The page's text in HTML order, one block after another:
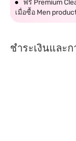
ฟรี Premium
เมื่อซื้อ Men
ชำระเงินและ